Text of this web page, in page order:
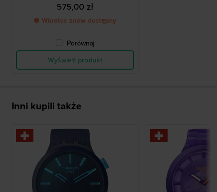
575,00 zł
● Wkrótce znów dostępny
Porównaj
Wyświetl produkt
Inni kupili także